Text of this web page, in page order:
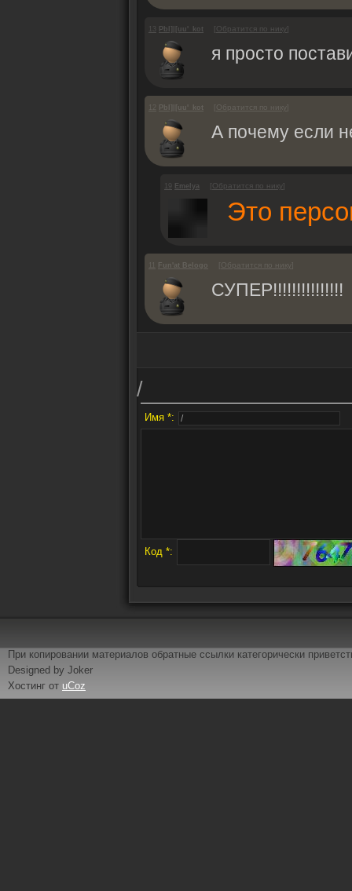
PbI]|[uu'_kot [Обратится по нику]
я просто
PbI]|[uu'_kot [Обратится по нику ]
А почему если
Emelya [Обратится по нику]
Это
Fun'at Belogo [Обратится по нику ]
СУПЕР!!!!!!!!!!!!!!!
/
Имя *:
Код *:
При копировании материалов обратные ссылки категорически
Designed by Joker
Хостинг от uCoz